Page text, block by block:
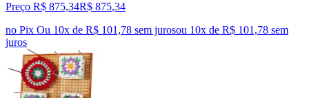
Preço R$ 875,34R$ 875,34
no Pix Ou 10x de R$ 101,78 sem jurosou 10x de R$ 101,78 sem
juros